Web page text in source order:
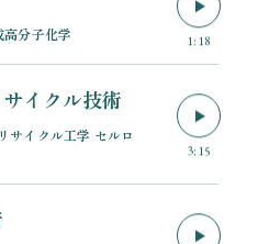
分子化学 1:18
イクル技術
サイクル工学 セルロ
3:15